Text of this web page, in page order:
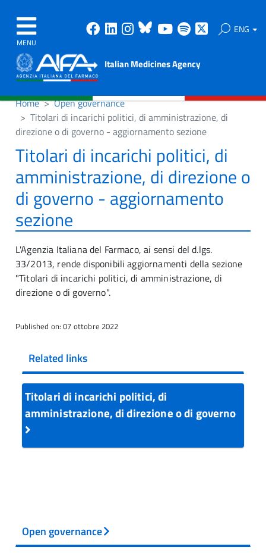
MENU
Facebook
Linkedin
Instagram
Bluesky
Youtube
Spotify ENG
Italian Medicines Agency
Home
Open governance
Titolari di incarichi politici, di amministrazione, di
direzione o di governo - aggiornamento sezione
Titolari di incarichi politici, di
amministrazione, di direzione o
di governo - aggiornamento
sezione
L'Agenzia Italiana del Farmaco, ai sensi del d.lgs.
33/2013, rende disponibili aggiornamenti della sezione
"Titolari di incarichi politici, di amministrazione, di
direzione o di governo".
Published on: 07 ottobre 2022
Related links
Titolari di incarichi politici, di
amministrazione, di direzione o di governo
Open governance